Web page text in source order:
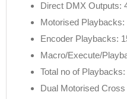
Direct DMX Outputs:
Motorised Playbacks:
Encoder Playbacks:
Macro/Execute/
Total no of
Dual Motorised